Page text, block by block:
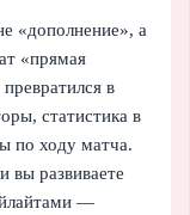
«дополнение», а
«прямая
в
статистика в
по ходу матча.
вы развиваете
—